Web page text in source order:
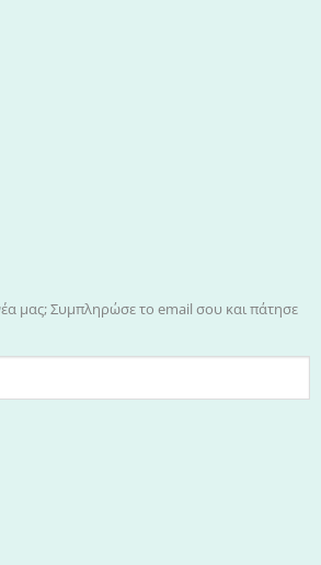
μας; Συμπληρώσε το email σου και πάτησε